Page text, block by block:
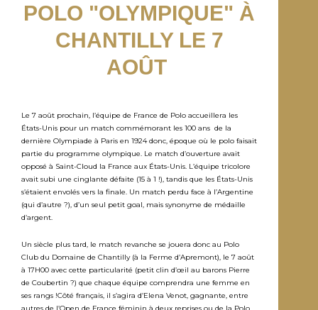
POLO "OLYMPIQUE" À
CHANTILLY LE 7
AOÛT
Le 7 août prochain, l’équipe de France de Polo accueillera les
États-Unis pour un match commémorant les 100 ans de la
dernière Olympiade à Paris en 1924 donc, époque où le polo faisait
partie du programme olympique. Le match d’ouverture avait
opposé à Saint-Cloud la France aux États-Unis. L’équipe tricolore
avait subi une cinglante défaite (15 à 1 !), tandis que les États-Unis
s’étaient envolés vers la finale. Un match perdu face à l’Argentine
(qui d’autre ?), d’un seul petit goal, mais synonyme de médaille
d’argent.
Un siècle plus tard, le match revanche se jouera donc au Polo
Club du Domaine de Chantilly (à la Ferme d’Apremont), le 7 août
à 17H00 avec cette particularité (petit clin d’œil au barons Pierre
de Coubertin ?) que chaque équipe comprendra une femme en
ses rangs !Côté français, il s’agira d’Elena Venot, gagnante, entre
autres de l’Open de France féminin à deux reprises ou de la Polo